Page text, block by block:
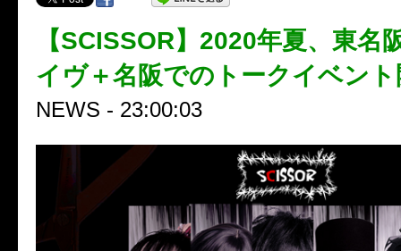
【SCISSOR】2020年夏、東名
イヴ＋名阪でのトークイベン
NEWS - 23:00:03